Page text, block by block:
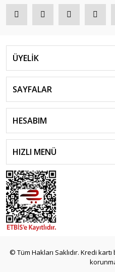
ÜYELİK
SAYFALAR
HESABIM
HIZLI MENÜ
© Tüm Hakları Saklıdır. Kredi